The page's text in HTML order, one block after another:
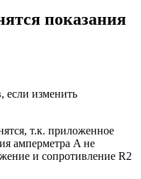
показания
если изменить
т.к. приложенное
амперметра A не
и сопротивление R2